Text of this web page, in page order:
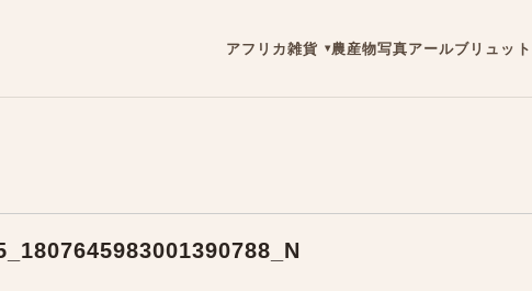
アフリカ雑貨 農産物写真アールブリュット